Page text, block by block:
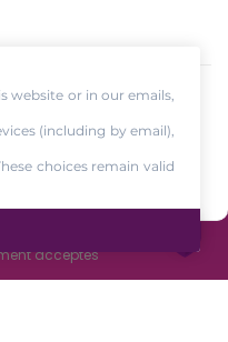
website or in our emails,
(including by email),
choices remain valid